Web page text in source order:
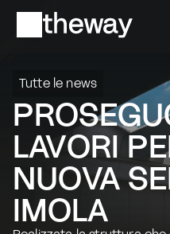
Tutte le news
LAVORI
NUOVA
IMOLA